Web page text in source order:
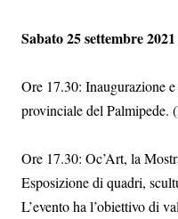
Sabato 25 settembre 2021
Ore 17.30: Inaugurazione
provinciale del Palmipede.
Ore 17.30: Oc’Art, la
Esposizione di quadri,
L’evento ha l’obiettivo di